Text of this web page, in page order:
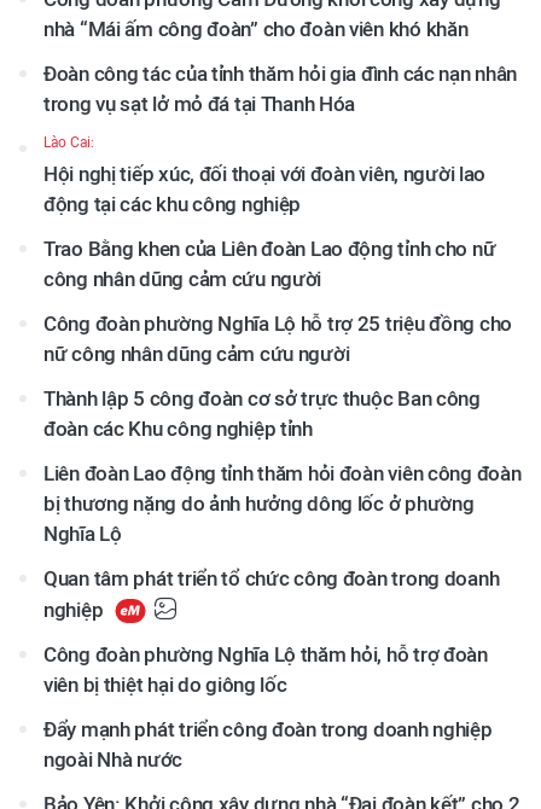
nhà “Mái ấm công đoàn” cho đoàn viên khó khăn
Đoàn công tác của tỉnh thăm hỏi gia đình các nạn nhân
trong vụ sạt lở mỏ đá tại Thanh Hóa
Lào Cai:
Hội nghị tiếp xúc, đối thoại với đoàn viên, người lao
động tại các khu công nghiệp
Trao Bằng khen của Liên đoàn Lao động tỉnh cho nữ
công nhân dũng cảm cứu người
Công đoàn phường Nghĩa Lộ hỗ trợ 25 triệu đồng cho
nữ công nhân dũng cảm cứu người
Thành lập 5 công đoàn cơ sở trực thuộc Ban công
đoàn các Khu công nghiệp tỉnh
Liên đoàn Lao động tỉnh thăm hỏi đoàn viên công đoàn
bị thương nặng do ảnh hưởng dông lốc ở phường
Nghĩa Lộ
Quan tâm phát triển tổ chức công đoàn trong doanh
nghiệp
Công đoàn phường Nghĩa Lộ thăm hỏi, hỗ trợ đoàn
viên bị thiệt hại do giông lốc
Đẩy mạnh phát triển công đoàn trong doanh nghiệp
ngoài Nhà nước
Bảo Yên: Khởi công xây dựng nhà “Đại đoàn kết” cho 2